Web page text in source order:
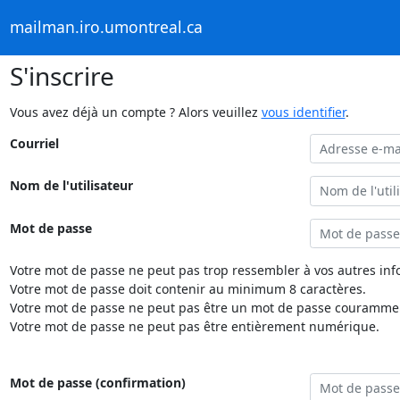
mailman.iro.umontreal.ca
S'inscrire
Vous avez déjà un compte ? Alors veuillez vous identifier.
Courriel
Nom de l'utilisateur
Mot de passe
Votre mot de passe ne peut pas trop ressembler à vos autres
Votre mot de passe doit contenir au minimum 8 caractères.
Votre mot de passe ne peut pas être un mot de passe
Votre mot de passe ne peut pas être entièrement numérique.
Mot de passe (confirmation)